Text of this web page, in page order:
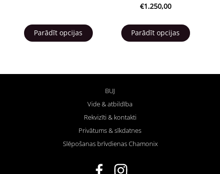
Parādīt opcijas
€1.250,00
Parādīt opcijas
BUJ
Vide & atbildība
Rekvizīti & kontakti
Privātums & sīkdatnes
Slēpošanas brīvdienas Chamonix